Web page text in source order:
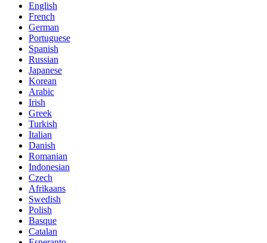
English
French
German
Portuguese
Spanish
Russian
Japanese
Korean
Arabic
Irish
Greek
Turkish
Italian
Danish
Romanian
Indonesian
Czech
Afrikaans
Swedish
Polish
Basque
Catalan